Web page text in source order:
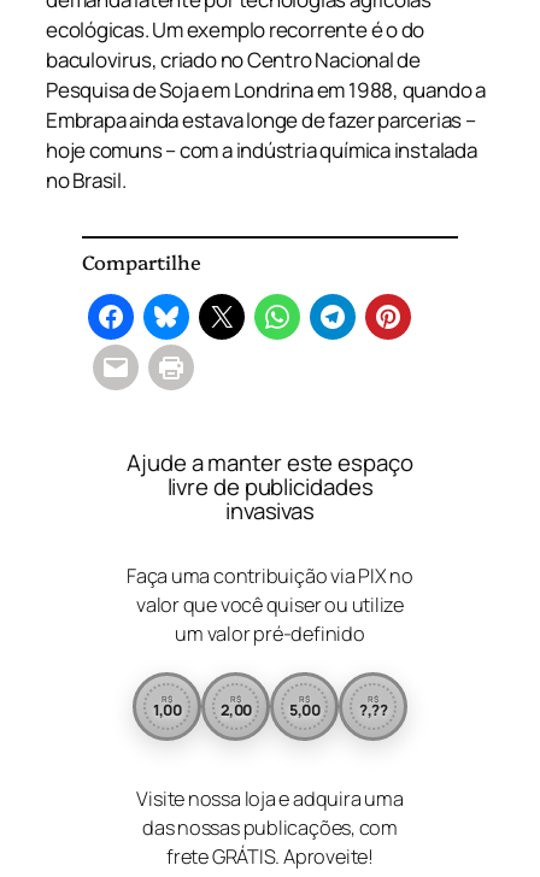
ecológicas. Um exemplo recorrente é o do
baculovirus, criado no Centro Nacional de
Pesquisa de Soja em Londrina em 1988, quando a
Embrapa ainda estava longe de fazer parcerias –
hoje comuns – com a indústria química instalada
no Brasil.
Compartilhe
Ajude a manter este espaço
livre de publicidades
invasivas
Faça uma contribuição via PIX no
valor que você quiser ou utilize
um valor pré-definido
R$
1,00
R$
2,00
R$
5,00
R$
?,??
Visite nossa loja e adquira uma
das nossas publicações, com
frete GRÁTIS. Aproveite!